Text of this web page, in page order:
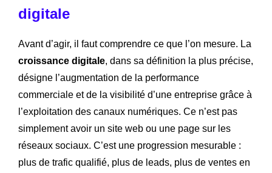
digitale
Avant d’agir, il faut comprendre ce que l’on mesure. La
croissance digitale, dans sa définition la plus précise,
désigne l’augmentation de la performance
commerciale et de la visibilité d’une entreprise grâce à
l’exploitation des canaux numériques. Ce n’est pas
simplement avoir un site web ou une page sur les
réseaux sociaux. C’est une progression mesurable :
plus de trafic qualifié, plus de leads, plus de ventes en